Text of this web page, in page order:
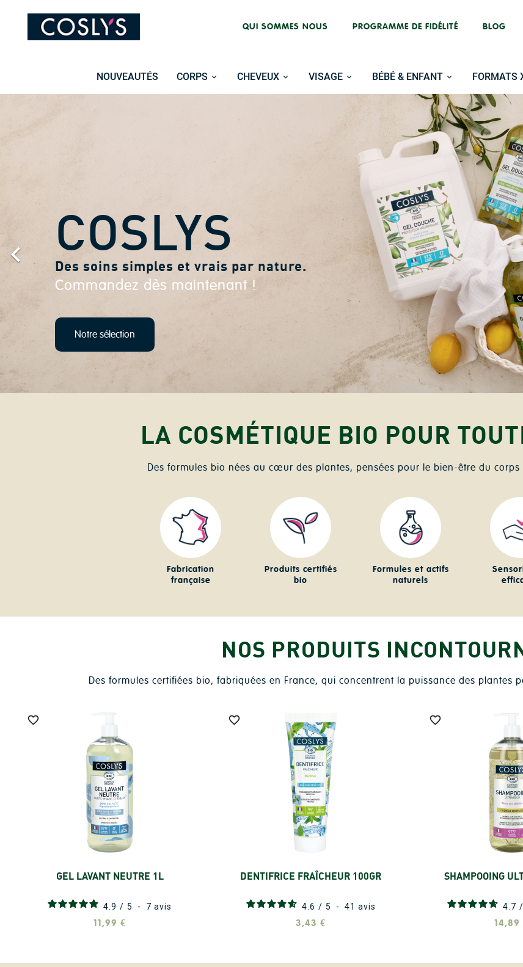
QUI SOMMES NOUS PROGRAMME DE FIDÉLITÉ BLOG
NOUVEAUTÉS CORPS CHEVEUX VISAGE BÉBÉ & ENFANT FORMATS
NOUVEAU
Programme de fidélité Coslys !
Créez votre compte pour bénéficier d'avantages !
Je m'inscris

Précédent
LA COSMÉTIQUE BIO POUR
Des formules bio nées au cœur des plantes, pensées pour le bien-être du corps
Fabrication
française
Produits certifiés
bio
Formules et actifs
naturels
NOS PRODUITS
Des formules certifiées bio, fabriquées en France, qui concentrent la puissance des plantes

GEL LAVANT NEUTRE 1L
Ajouter
4.9 / 5 - 7 avis
11,99 €

DENTIFRICE FRAÎCHEUR 100GR
Ajouter
4.6 / 5 - 41 avis
3,43 €

SHAMPOOING
4.7 /
14,89